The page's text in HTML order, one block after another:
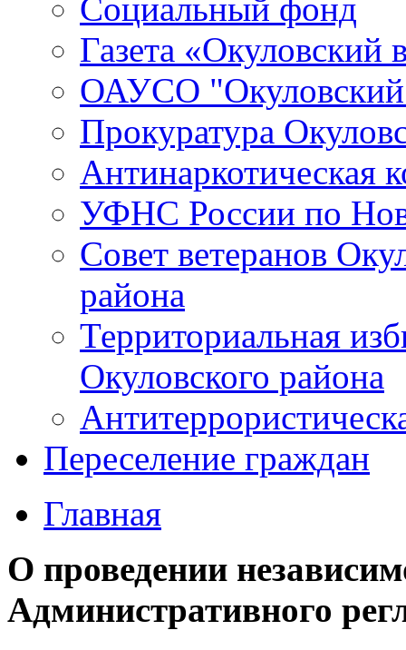
Социальный фонд
Газета «Окуловский
ОАУСО
Прокуратура
Антинаркотическая
УФНС России по
Совет ветеранов
района
Территориальная
Окуловского района
Переселение граждан
Главная
О проведении
Административного